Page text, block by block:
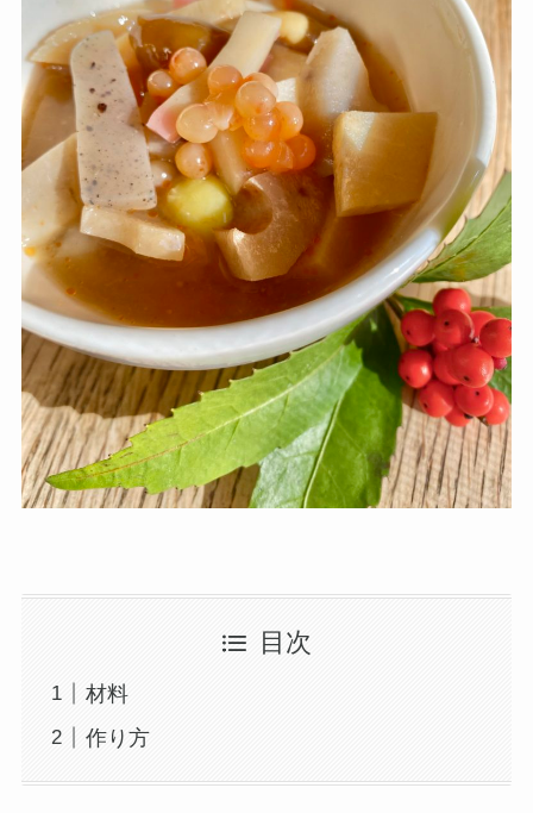
目次
材料
作り方